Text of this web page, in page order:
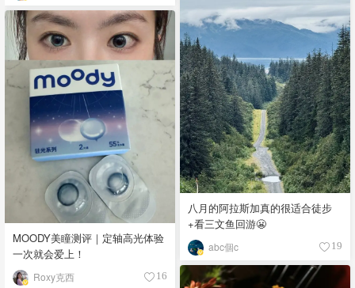
八月的阿拉斯加真的很适合徒步
+看三文鱼回游😬
abc個c 19
MOODY美瞳测评｜定轴高光体验
一次就会爱上！
Roxy克西 16